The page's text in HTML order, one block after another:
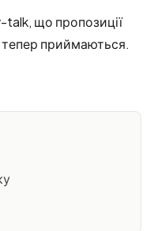
talk, що пропозиції
тепер приймаються.